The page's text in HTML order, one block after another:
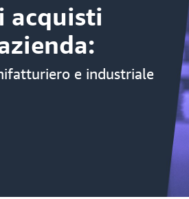
acquisti
e industriale